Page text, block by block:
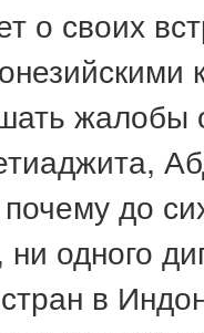
о своих
жалобы
до
одного
в